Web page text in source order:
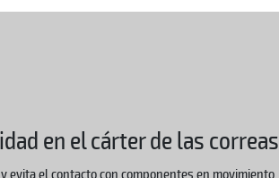
en el cárter de las correas
evita el contacto con componentes en movimiento.